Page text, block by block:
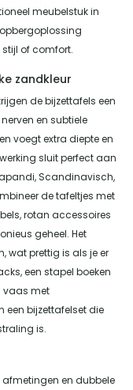
meubelstuk in
of comfort.
zandkleur
de bijzettafels een
en subtiele
voegt extra diepte en
sluit perfect aan
Scandinavisch,
de tafeltjes met
rotan accessoires
geheel. Het
wat prettig is als je er
een stapel boeken
vaas met
een bijzettafelset die
is.
afmetingen en dubbele